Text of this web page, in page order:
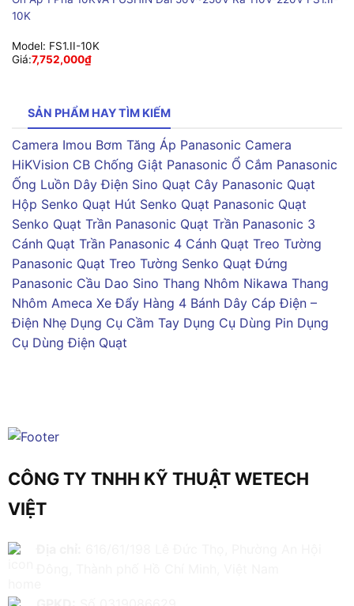
10K
Model: FS1.II-10K
Giá:7,752,000₫
SẢN PHẨM HAY TÌM KIẾM
Camera Imou Bơm Tăng Áp Panasonic Camera
HiKVision CB Chống Giật Panasonic Ổ Cắm Panasonic
Ống Luồn Dây Điện Sino Quạt Cây Panasonic Quạt
Hộp Senko Quạt Hút Senko Quạt Panasonic Quạt
Senko Quạt Trần Panasonic Quạt Trần Panasonic 3
Cánh Quạt Trần Panasonic 4 Cánh Quạt Treo Tường
Panasonic Quạt Treo Tường Senko Quạt Đứng
Panasonic Cầu Dao Sino Thang Nhôm Nikawa Thang
Nhôm Ameca Xe Đẩy Hàng 4 Bánh Dây Cáp Điện –
Điện Nhẹ Dụng Cụ Cầm Tay Dụng Cụ Dùng Pin Dụng
Cụ Dùng Điện Quạt
CÔNG TY TNHH KỸ THUẬT WETECH
VIỆT